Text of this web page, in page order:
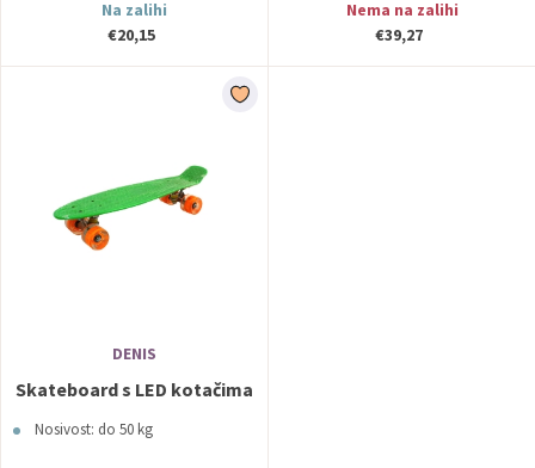
Na zalihi
€20,15
Nema na zalihi
€39,27
DENIS
Skateboard s LED kotačima
Nosivost: do 50 kg